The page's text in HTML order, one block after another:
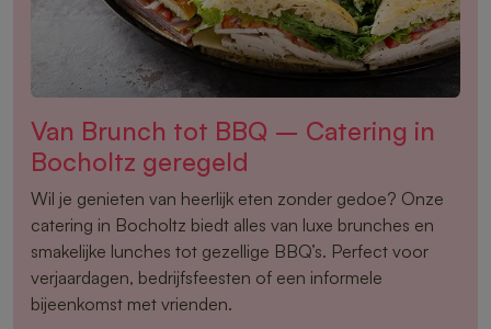
Van Brunch tot BBQ – Catering in
Bocholtz geregeld
Wil je genieten van heerlijk eten zonder gedoe? Onze
catering in Bocholtz biedt alles van luxe brunches en
smakelijke lunches tot gezellige BBQ’s. Perfect voor
verjaardagen, bedrijfsfeesten of een informele
bijeenkomst met vrienden.